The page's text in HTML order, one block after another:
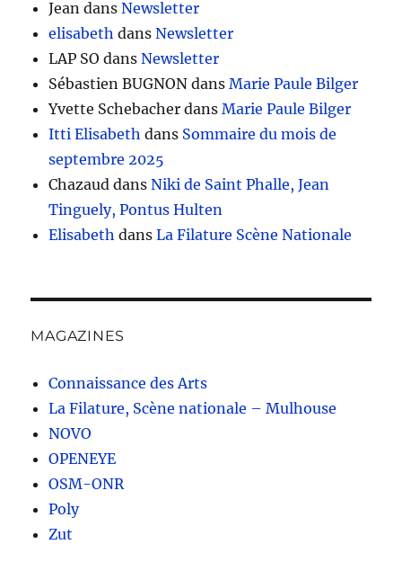
Jean dansNewsletter
elisabeth dansNewsletter
LAP SO dansNewsletter
Sébastien BUGNON dansMarie Paule Bilger
Yvette Schebacher dansMarie Paule Bilger
Itti Elisabeth dans Sommaire du mois de
septembre 2025
Chazaud dansNiki de Saint Phalle, Jean
Tinguely, Pontus Hulten
Elisabeth dansLa Filature Scène Nationale
MAGAZINES
Connaissance des Arts
La Filature, Scène nationale – Mulhouse
NOVO
OPENEYE
OSM-ONR
Poly
Zut